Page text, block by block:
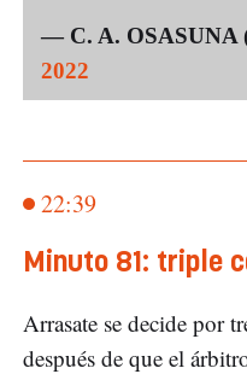
— C. A. OSASUNA
2022
22:39
Minuto 81: triple
Arrasate se decide por
después de que el